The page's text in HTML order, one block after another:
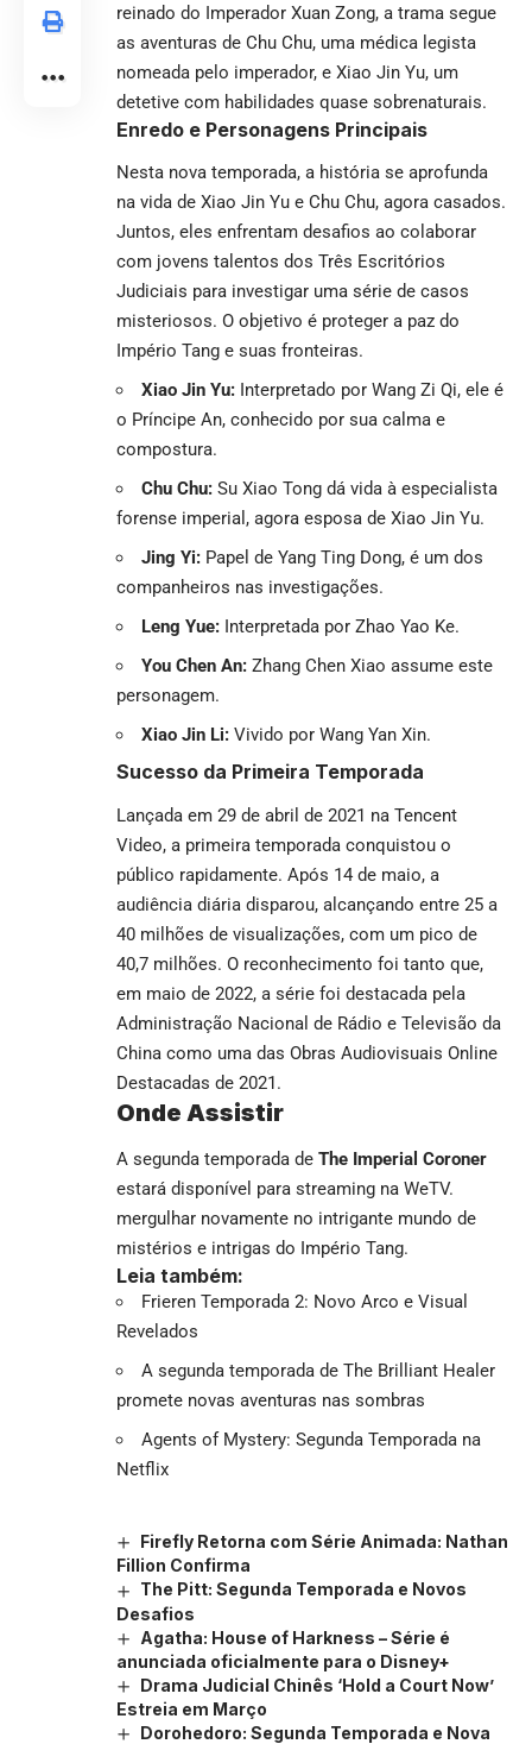
reinado do Imperador Xuan Zong, a trama segue
as aventuras de Chu Chu, uma médica legista
nomeada pelo imperador, e Xiao Jin Yu, um
detetive com habilidades quase sobrenaturais.
Enredo e Personagens Principais
Nesta nova temporada, a história se aprofunda
na vida de Xiao Jin Yu e Chu Chu, agora casados.
Juntos, eles enfrentam desafios ao colaborar
com jovens talentos dos Três Escritórios
Judiciais para investigar uma série de casos
misteriosos. O objetivo é proteger a paz do
Império Tang e suas fronteiras.
Xiao Jin Yu: Interpretado por Wang Zi Qi, ele é
o Príncipe An, conhecido por sua calma e
compostura.
Chu Chu: Su Xiao Tong dá vida à especialista
forense imperial, agora esposa de Xiao Jin Yu.
Jing Yi: Papel de Yang Ting Dong, é um dos
companheiros nas investigações.
Leng Yue: Interpretada por Zhao Yao Ke.
You Chen An: Zhang Chen Xiao assume este
personagem.
Xiao Jin Li: Vivido por Wang Yan Xin.
Sucesso da Primeira Temporada
Lançada em 29 de abril de 2021 na Tencent
Video, a primeira temporada conquistou o
público rapidamente. Após 14 de maio, a
audiência diária disparou, alcançando entre 25 a
40 milhões de visualizações, com um pico de
40,7 milhões. O reconhecimento foi tanto que,
em maio de 2022, a série foi destacada pela
Administração Nacional de Rádio e Televisão da
China como uma das Obras Audiovisuais Online
Destacadas de 2021.
Onde Assistir
A segunda temporada de The Imperial Coroner
estará disponível para streaming na WeTV.
mergulhar novamente no intrigante mundo de
mistérios e intrigas do Império Tang.
Leia também:
Frieren Temporada 2: Novo Arco e Visual
Revelados
A segunda temporada de The Brilliant Healer
promete novas aventuras nas sombras
Agents of Mystery: Segunda Temporada na
Netflix
Firefly Retorna com Série Animada: Nathan
Fillion Confirma
The Pitt: Segunda Temporada e Novos
Desafios
Agatha: House of Harkness – Série é
anunciada oficialmente para o Disney+
Drama Judicial Chinês ‘Hold a Court Now’
Estreia em Março
Dorohedoro: Segunda Temporada e Nova